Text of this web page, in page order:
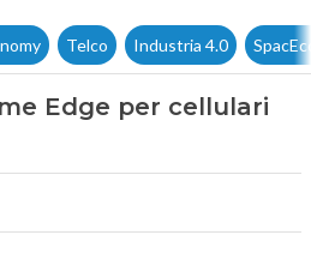
Telco Industria 4.0
Edge per cellulari